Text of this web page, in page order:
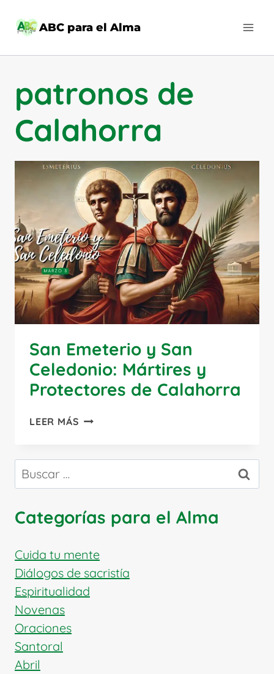
ABC para el Alma
patronos de
Calahorra
San Emeterio y San
Celedonio: Mártires y
Protectores de Calahorra
LEER MÁS SAN
SAN
MÁRTIRES
PROTECTORES
CALAHORRA
Buscar:
Categorías para el Alma
Cuida tu mente
Diálogos de sacristía
Espiritualidad
Novenas
Oraciones
Santoral
Abril